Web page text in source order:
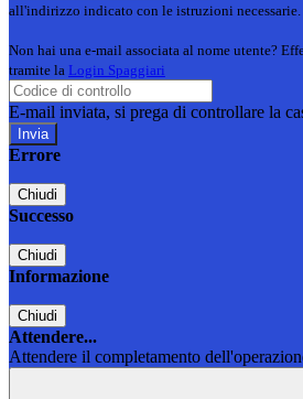
all'indirizzo indicato con le istruzioni necessarie.
Non hai una e-mail associata al nome utente?
tramite la Login Spaggiari
E-mail inviata, si prega di controllare la
Errore
Chiudi
Successo
Chiudi
Informazione
Chiudi
Attendere...
Attendere il completamento